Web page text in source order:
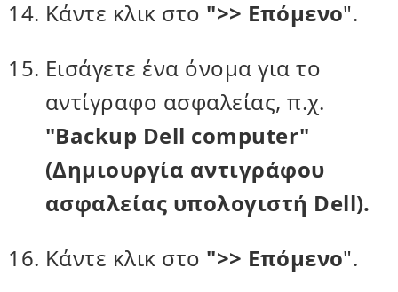
Κάντε κλικ στο ">> Επόμενο".
Εισάγετε ένα όνομα για το
αντίγραφο ασφαλείας, π.χ.
"Backup Dell computer"
(Δημιουργία αντιγράφου
ασφαλείας υπολογιστή Dell).
Κάντε κλικ στο ">> Επόμενο".